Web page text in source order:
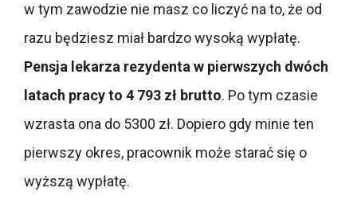
w tym zawodzie nie masz co liczyć na to, że od
razu będziesz miał bardzo wysoką wypłatę.
Pensja lekarza rezydenta w pierwszych dwóch
latach pracy to 4 793 zł brutto. Po tym czasie
wzrasta ona do 5300 zł. Dopiero gdy minie ten
pierwszy okres, pracownik może starać się o
wyższą wypłatę.